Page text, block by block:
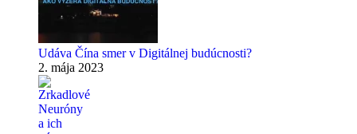
Udáva Čína smer v Digitálnej budúcnosti?
2. mája 2023